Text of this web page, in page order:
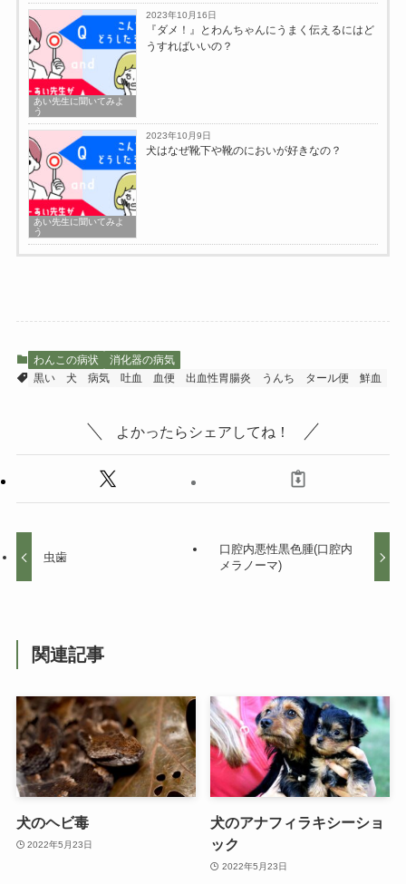
あい先生に聞いてみよ
う
2023年10月16日
『ダメ！』とわんちゃんにうまく伝えるにはど
うすればいいの？
あい先生に聞いてみよ
う
2023年10月9日
犬はなぜ靴下や靴のにおいが好きなの？
わんこの病状
消化器の病気
黒い
犬 病気 吐血 血便 出血性胃腸炎 うんち タール便 鮮血
よかったらシェアしてね！
虫歯
口腔内悪性黒色腫(口腔内
メラノーマ)
関連記事
犬のヘビ毒
2022年5月23日
犬のアナフィラキシーショ
ック
2022年5月23日